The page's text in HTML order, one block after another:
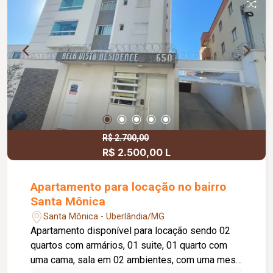
R$ 2.700,00
R$ 2.500,00 L
Apartamento para locação no bairro
Santa Mônica
Santa Mônica - Uberlândia/MG
Apartamento disponível para locação sendo 02
quartos com armários, 01 suite, 01 quarto com
uma cama, sala em 02 ambientes, com uma mesa